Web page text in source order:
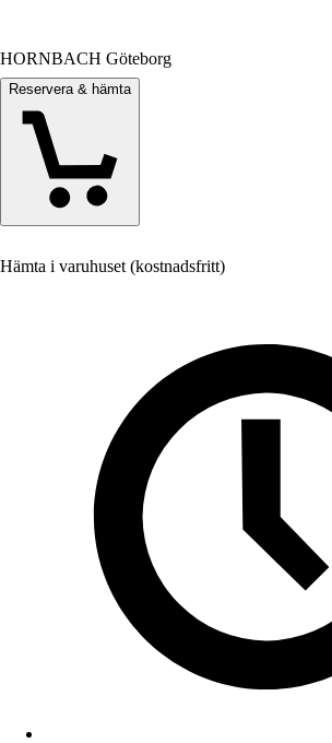
HORNBACH Göteborg
Reservera & hämta
Hämta i varuhuset (kostnadsfritt)